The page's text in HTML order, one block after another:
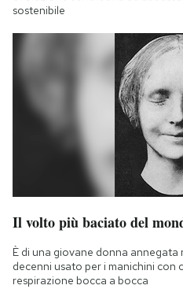
sostenibile
Il volto più baciato del
È di una giovane donna
decenni usato per i manichini con
respirazione bocca a bocca